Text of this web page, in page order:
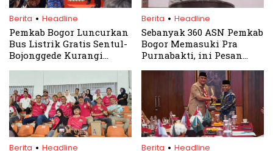
Berita . Headline
Pemkab Bogor Luncurkan
Bus Listrik Gratis Sentul-
Bojonggede Kurangi
Berita . Headline
Sebanyak 360 ASN Pemkab
Bogor Memasuki Pra
Purnabakti, ini Pesan
Berita . Headline Berita . Headline